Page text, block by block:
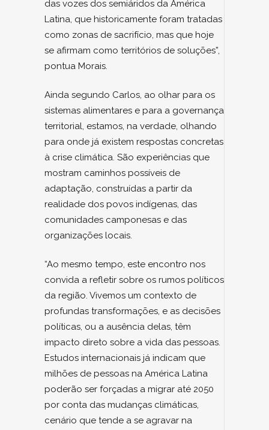
das vozes dos semiáridos da América
Latina, que historicamente foram tratadas
como zonas de sacrifício, mas que hoje
se afirmam como territórios de soluções”,
pontua Morais.
Ainda segundo Carlos, ao olhar para os
sistemas alimentares e para a governança
territorial, estamos, na verdade, olhando
para onde já existem respostas concretas
à crise climática. São experiências que
mostram caminhos possíveis de
adaptação, construídas a partir da
realidade dos povos indígenas, das
comunidades camponesas e das
organizações locais.
“Ao mesmo tempo, este encontro nos
convida a refletir sobre os rumos políticos
da região. Vivemos um contexto de
profundas transformações, e as decisões
políticas, ou a ausência delas, têm
impacto direto sobre a vida das pessoas.
Estudos internacionais já indicam que
milhões de pessoas na América Latina
poderão ser forçadas a migrar até 2050
por conta das mudanças climáticas,
cenário que tende a se agravar na